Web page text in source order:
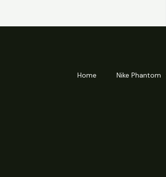
Home Nike Phantom